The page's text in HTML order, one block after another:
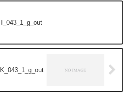
I_043_1_g_out
K_043_1_g_out